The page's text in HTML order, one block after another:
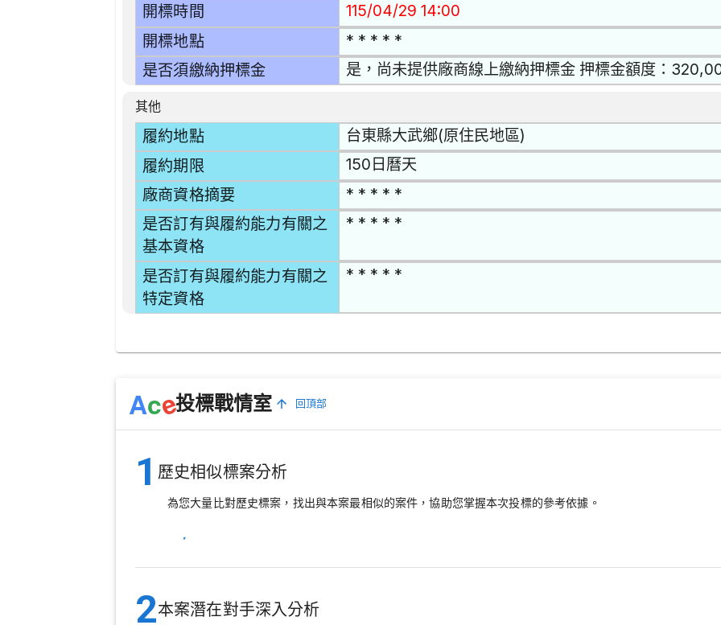
開標時間 115/04/29 14:00
開標地點 * * * * *
是否須繳納押標金 是，尚未提供廠商線上繳納押標金 押標金額度：
其他
履約地點 台東縣大武鄉(原住民地區)
履約期限 150日曆天
廠商資格摘要 * * * * *
是否訂有與履約能力有關之
基本資格
* * * * *
是否訂有與履約能力有關之
特定資格
* * * * *
Ace投標戰情室 回頂部
1 歷史相似標案分析
為您大量比對歷史標案，找出與本案最相似的案件，協助您掌握本次投標的參考依據。
2本案潛在對手深入分析